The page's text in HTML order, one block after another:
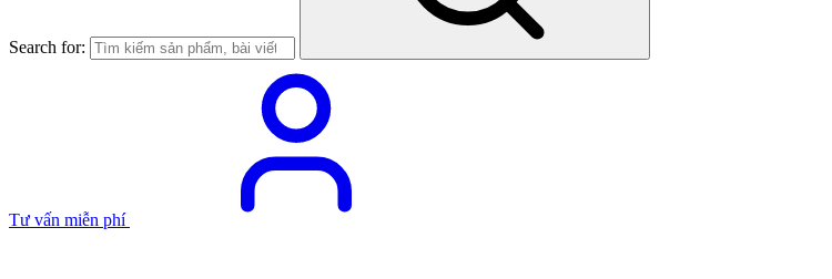
Search for:
Tư vấn miễn phí